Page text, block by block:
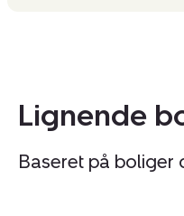
Lignende
Baseret på boliger